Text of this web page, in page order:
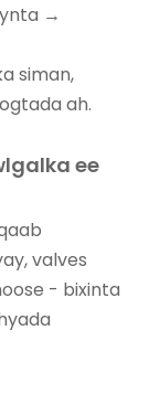
→
siman,
ah.
ee
valves
- bixinta